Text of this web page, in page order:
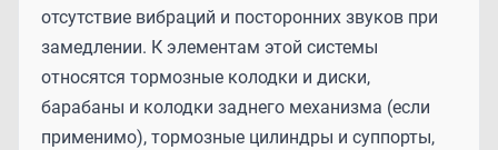
отсутствие вибраций и посторонних звуков при
замедлении. К элементам этой системы
относятся тормозные колодки и диски,
барабаны и колодки заднего механизма (если
применимо), тормозные цилиндры и суппорты,